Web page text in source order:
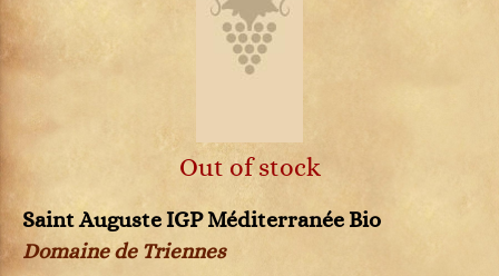
Out of stock
Saint Auguste IGP Méditerranée Bio
Domaine de Triennes